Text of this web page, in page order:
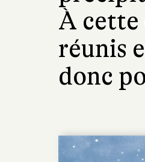
À cette
réunis
donc